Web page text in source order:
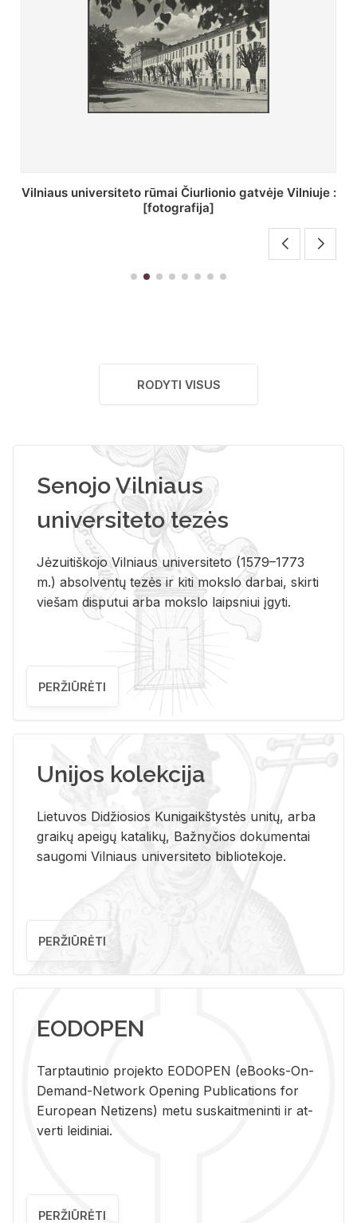
St. Batoro universiteto J. Pilsudskio kolegija :
[fotografija]
RODYTI VISUS
Senojo Vilniaus
universiteto tezės
Jėzuitiškojo Vilniaus universiteto (1579–1773
m.) absolventų tezės ir kiti mokslo darbai, skirti
viešam disputui arba mokslo laipsniui įgyti.
PERŽIŪRĖTI
Unijos kolekcija
Lietuvos Didžiosios Kunigaikštystės unitų, arba
graikų apeigų katalikų, Bažnyčios dokumentai
saugomi Vilniaus universiteto bibliotekoje.
PERŽIŪRĖTI
EODOPEN
Tarp­tau­ti­nio pro­jek­to EO­DO­PEN (eBo­oks-On-
De­mand-Ne­twork Ope­ning Pub­li­ca­tions for
Eu­ro­pe­an Ne­ti­zens) metu su­skait­me­nin­ti ir at­
ver­ti lei­di­niai.
PERŽIŪRĖTI